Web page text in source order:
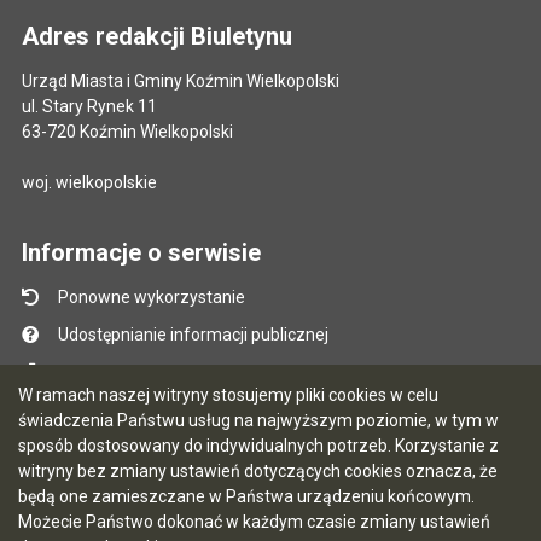
W ramach naszej witryny stosujemy pliki cookies w celu
świadczenia Państwu usług na najwyższym poziomie, w tym w
sposób dostosowany do indywidualnych potrzeb. Korzystanie z
witryny bez zmiany ustawień dotyczących cookies oznacza, że
będą one zamieszczane w Państwa urządzeniu końcowym.
Możecie Państwo dokonać w każdym czasie zmiany ustawień
Adres redakcji Biuletynu
Urząd Miasta i Gminy Koźmin Wielkopolski
ul. Stary Rynek 11
63-720 Koźmin Wielkopolski
woj. wielkopolskie
Informacje o serwisie
Ponowne wykorzystanie
Udostępnianie informacji publicznej
Instrukcja obsługi
Statystyki oglądalności
Ostatnio dodane
Ostatnia aktualizacja BIP: 06.08.2026 15:33